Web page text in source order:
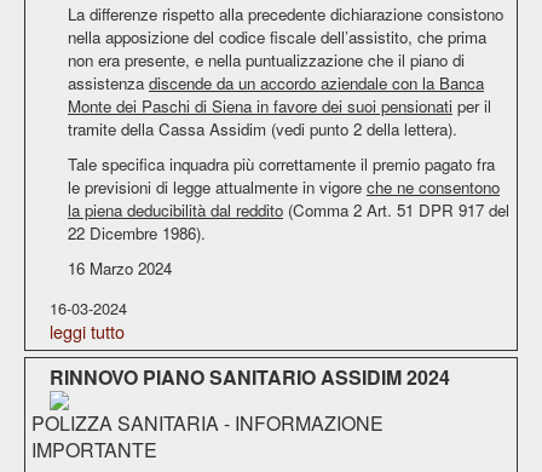
La differenze rispetto alla precedente dichiarazione consistono
nella apposizione del codice fiscale dell’assistito, che prima
non era presente, e nella puntualizzazione che il piano di
assistenza discende da un accordo aziendale con la Banca
Monte dei Paschi di Siena in favore dei suoi pensionati per il
tramite della Cassa Assidim (vedi punto 2 della lettera).
Tale specifica inquadra più correttamente il premio pagato fra
le previsioni di legge attualmente in vigore che ne consentono
la piena deducibilità dal reddito (Comma 2 Art. 51 DPR 917 del
22 Dicembre 1986).
16 Marzo 2024
16-03-2024
leggi tutto
RINNOVO PIANO SANITARIO ASSIDIM 2024
POLIZZA SANITARIA - INFORMAZIONE
IMPORTANTE